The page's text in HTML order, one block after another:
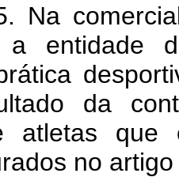
a entidade
da
atletas que
no